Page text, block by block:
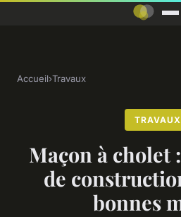
Accueil›Travaux
TRAVAUX
Maçon à cholet
de
bonnes